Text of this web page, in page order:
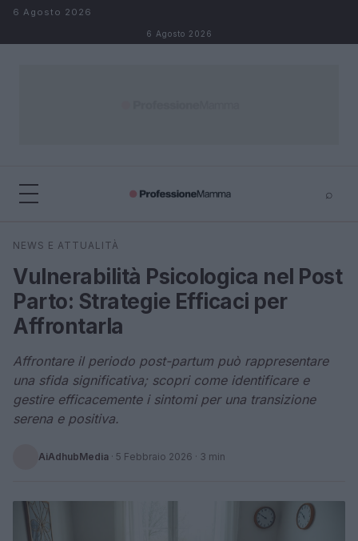
Salta al contenuto
6 Agosto 2026
6 Agosto 2026
⌕
Cerca
NEWS E ATTUALITÀ
Vulnerabilità Psicologica nel Post
Parto: Strategie Efficaci per
Affrontarla
Affrontare il periodo post-partum può rappresentare
una sfida significativa; scopri come identificare e
gestire efficacemente i sintomi per una transizione
serena e positiva.
AiAdhubMedia · 5 Febbraio 2026 · 3 min